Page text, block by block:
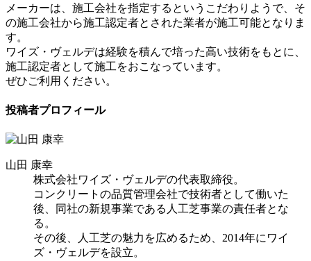
メーカーは、施工会社を指定するというこだわりようで、そ
の施工会社から施工認定者とされた業者が施工可能となりま
す。
ワイズ・ヴェルデは経験を積んで培った高い技術をもとに、
施工認定者として施工をおこなっています。
ぜひご利用ください。
投稿者プロフィール
山田 康幸
株式会社ワイズ・ヴェルデの代表取締役。
コンクリートの品質管理会社で技術者として働いた
後、同社の新規事業である人工芝事業の責任者とな
る。
その後、人工芝の魅力を広めるため、2014年にワイ
ズ・ヴェルデを設立。